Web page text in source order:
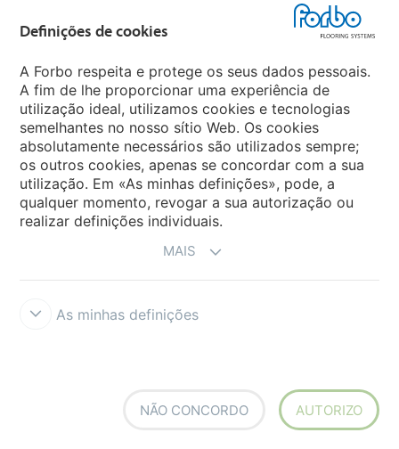
soluções
Definições de cookies
A Forbo respeita e protege os seus dados pessoais.
A fim de lhe proporcionar uma experiência de
utilização ideal, utilizamos cookies e tecnologias
semelhantes no nosso sítio Web. Os cookies
absolutamente necessários são utilizados sempre;
os outros cookies, apenas se concordar com a sua
utilização. Em «As minhas definições», pode, a
qualquer momento, revogar a sua autorização ou
realizar definições individuais.
MAIS
As minhas definições
NÃO CONCORDO AUTORIZO